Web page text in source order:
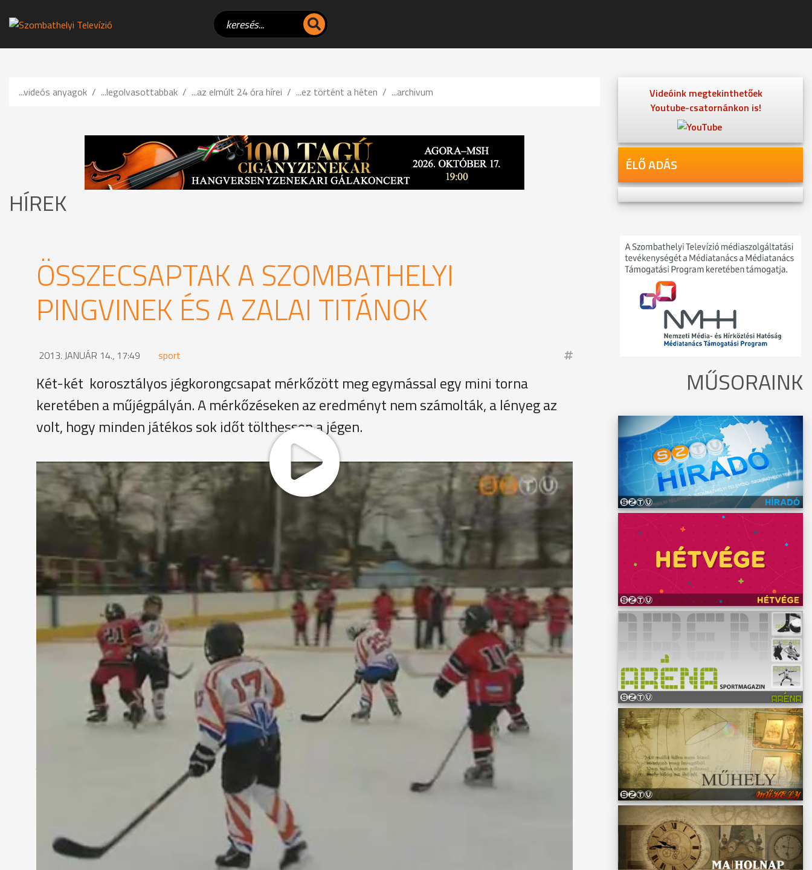
...videós anyagok ...legolvasottabbak ...az elmúlt 24 óra hírei ...ez történt a héten ...archivum
HÍREK
ÖSSZECSAPTAK A SZOMBATHELYI
PINGVINEK ÉS A ZALAI TITÁNOK
2013. JANUÁR 14., 17:49 sport
Két-két korosztályos jégkorongcsapat mérkőzött meg egymással egy mini torna
keretében a műjégpályán. A mérkőzéseken az eredményt nem számolták, a lényeg az
volt, hogy minden játékos sok időt tölthessen a jégen.
A Szombathelyi Pingvinek és a Zalai Titánok közös csapatokkal szerepelnek a felnőtt és korosztályos országos
bajnokságokban. Az U8-asok és U10-esek számára a vasi megyeszékhelyen rendeztek tornát, de erre a két egylet
külön-külön együtteseket állított ki.
Göncz Szabolcs elnök, Szombathelyi Pingvinek
"Valójában ez a két korosztály, valamint a fölötte lévő U12-es nem eredménycentrikus a magyar bajnokságban,
hanem az a lényeg, hogy torna rendszerben minél több mérkőzést játszanak a gyerekek. Persze mindenki tudja az
eredményt, de nincs jegyzőkönyvezve. Itt az a lényeg, hogy minél több gyerek játszon."
Szombathelyen komoly hagyományai vannak a jégkorongozásnak. Ennek ellenére mostanában a sportág
szerelmesei igen ritkán láthatnak jéghoki mérkőzéseket a műjégpályán. Valószínűleg emiatt is kísérte nagy
érdeklődés a korosztályos tornát.
Zelevics Gergő játékos, Szombathelyi Pingvinek U10
"Sajnos kevésszer adódik meg ez a pillanat itt. Hetente kétszer van itt edzésünk. Most izgulunk a meccs miatt, mert
sok szülő is eljött és az én szüleim is itt vannak. Hát engem nagy örömmel tölt el."
A mérkőzések kétszer 24 percesek voltak, azaz bőven volt lehetőségük az edzőknek arra, hogy minden
játékosuknak lehetőséget adjanak. A hokispalánták pedig éltek is az alkalommal és szebbnél szebb gólokkal,
cselekkel, védésekkel hálálták meg a bizalmat.
Csergő István vezetőedző, Szombathelyi Pingvinek
"Gyakorlatilag egy ilyen mérkőzés felér három edzéssel. Tehát ez a gyakorlati haszna. Mivel nálunk nagyon-nagyon
rövid a jégszezon, minél több ilyen tornát kellene szerveznünk ahhoz, hogy gyakorlatilag több edzéssel
számolhassunk. Egyébként a gyerekek lelkifejlődését is elősegíti ez."
Videóink megtekinthetőek
Youtube-csatornánkon is!
ÉLŐ ADÁS
MŰSORAINK